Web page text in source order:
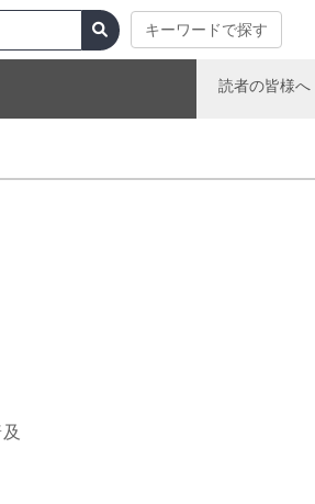
キーワードで探す
読者の皆様へ